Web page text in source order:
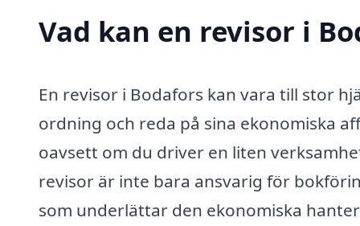
Vad kan en revisor i
En revisor i Bodafors kan vara till stor
ordning och reda på sina ekonomiska
oavsett om du driver en liten
revisor är inte bara ansvarig för
som underlättar den ekonomiska